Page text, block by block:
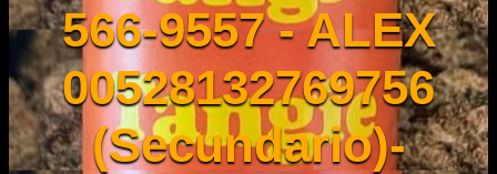
566-9557 - ALEX
00528132769756
(Secundario)-